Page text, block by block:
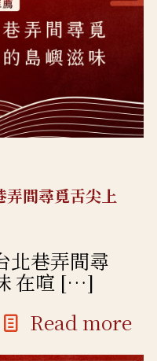
弄間尋覓舌尖上
北巷弄間尋
在喧 […]
Read more